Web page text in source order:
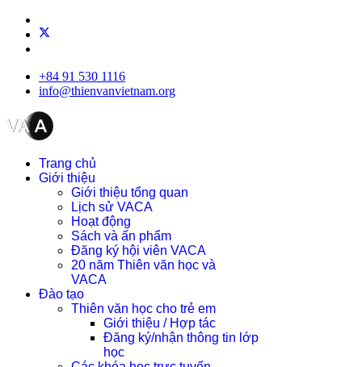
+84 91 530 1116
info@thienvanvietnam.org
Trang chủ
Giới thiệu
Giới thiệu tổng quan
Lịch sử VACA
Hoạt động
Sách và ấn phẩm
Đăng ký hội viên VACA
20 năm Thiên văn học và
VACA
Đào tạo
Thiên văn học cho trẻ em
Giới thiệu / Hợp tác
Đăng ký/nhận thông tin lớp
học